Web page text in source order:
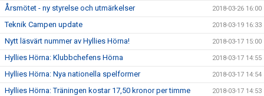
Årsmötet - ny styrelse och utmärkelser 2018-03-26 16:00
Teknik Campen update 2018-03-19 16:33
Nytt läsvärt nummer av Hyllies Hörna! 2018-03-17 15:00
Hyllies Hörna: Klubbchefens Hörna 2018-03-17 14:55
Hyllies Hörna: Nya nationella spelformer 2018-03-17 14:54
Hyllies Hörna: Träningen kostar 17,50 kronor per timme 2018-03-17 14:53